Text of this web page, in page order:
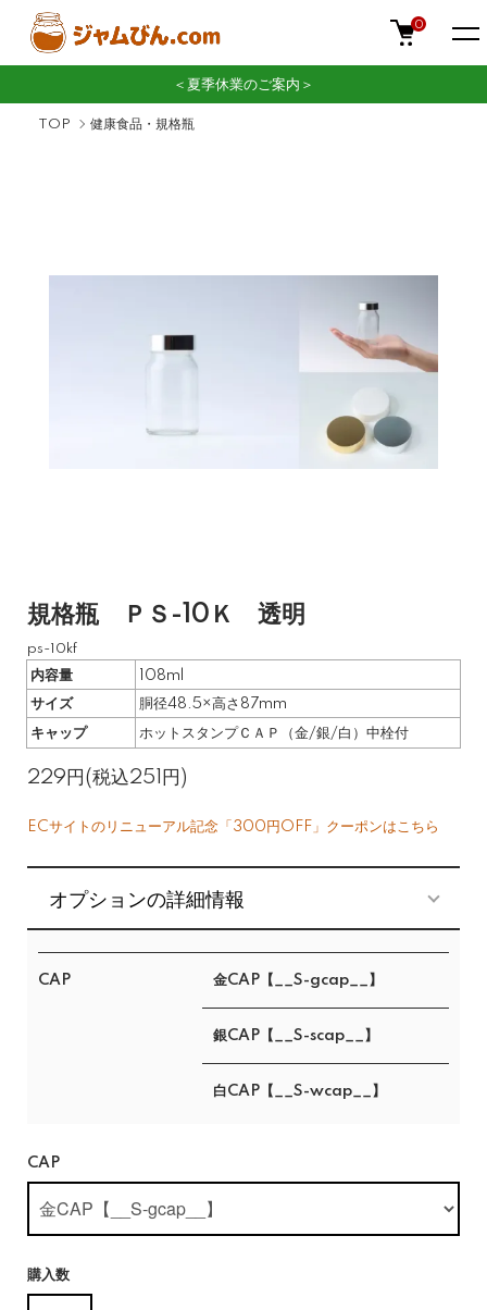
0
＜夏季休業のご案内＞
TOP 健康食品・規格瓶
規格瓶 ＰＳ-10Ｋ 透明
ps-10kf
内容量
108ml
サイズ
胴径48.5×高さ87mm
キャップ
ホットスタンプＣＡＰ（金/銀/白）中栓付
229円(税込251円)
ECサイトのリニューアル記念「300円OFF」クーポンはこちら
オプションの詳細情報
CAP 金CAP【__S-gcap__】
銀CAP【__S-scap__】
白CAP【__S-wcap__】
CAP
購入数